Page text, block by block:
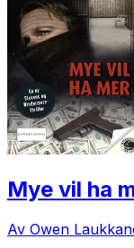
Mye vil ha
Av Owen